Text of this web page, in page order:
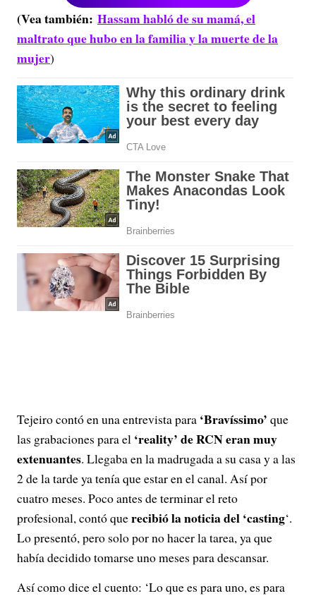
(Vea también: Hassam habló de su mamá, el
maltrato que hubo en la familia y la muerte de la
mujer)
Tejeiro contó en una entrevista para ‘Bravíssimo’ que
las grabaciones para el ‘reality’ de RCN eran muy
extenuantes. Llegaba en la madrugada a su casa y a las
2 de la tarde ya tenía que estar en el canal. Así por
cuatro meses. Poco antes de terminar el reto
profesional, contó querecibió la noticia del ‘casting‘.
Lo presentó, pero solo por no hacer la tarea, ya que
había decidido tomarse uno meses para descansar.
Así como dice el cuento: ‘Lo que es para uno, es para